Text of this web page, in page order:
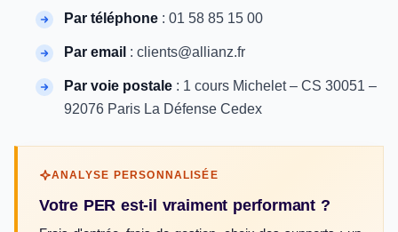
Par téléphone : 01 58 85 15 00
Par email : clients@allianz.fr
Par voie postale : 1 cours Michelet – CS 30051 –
92076 Paris La Défense Cedex
ANALYSE PERSONNALISÉE
Votre PER est-il vraiment performant ?